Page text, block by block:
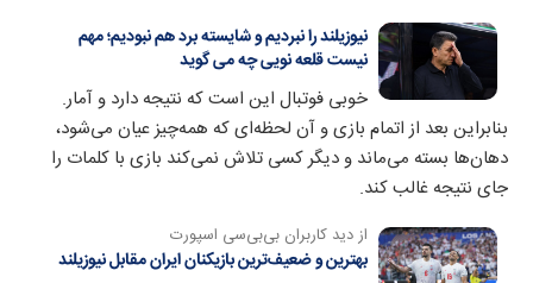
نیوزیلند را نبردیم و شایسته برد هم نبودیم؛ مهم
نیست قلعه نویی چه می گوید
خوبی فوتبال این است که نتیجه دارد و آمار.
بنابراین بعد از اتمام بازی و آن لحظه‌ای که همه‌چیز عیان می‌شود،
دهان‌ها بسته می‌ماند و دیگر کسی تلاش نمی‌کند بازی با کلمات را
جای نتیجه غالب کند.
از دید کاربران بی‌بی‌سی اسپورت
بهترین و ضعیف‌ترین بازیکنان ایران مقابل نیوزیلند